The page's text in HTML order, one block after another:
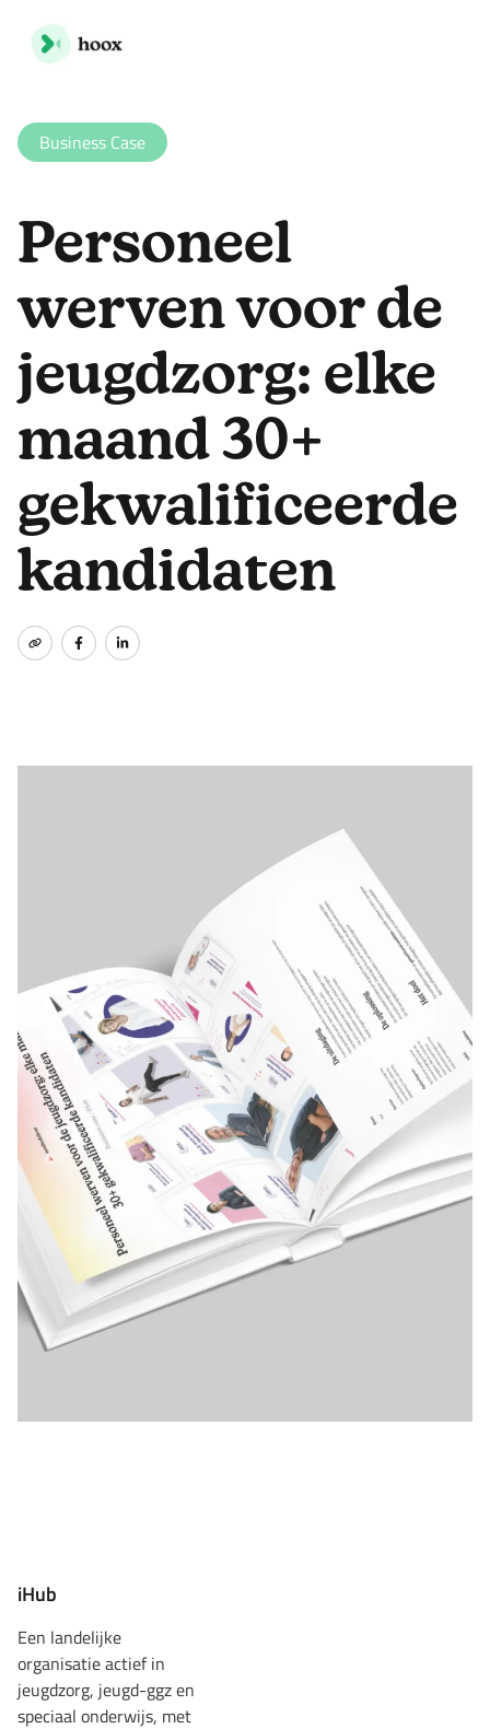
Business Case
Personeel
werven voor de
jeugdzorg: elke
maand 30+
gekwalificeerde
kandidaten
iHub
Een landelijke
organisatie actief in
jeugdzorg, jeugd-ggz en
speciaal onderwijs, met